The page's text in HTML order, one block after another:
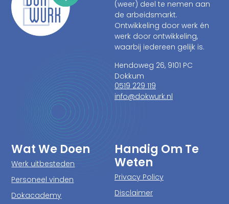
(weer) deel te nemen aan
de arbeidsmarkt.
Ontwikkeling door werk én
werk door ontwikkeling,
waarbij iedereen gelijk is.
Hendoweg 26, 9101 PC
Dokkum
0519 229 119
info@dokwurk.nl
Wat We Doen
Werk uitbesteden
Personeel vinden
Dokacademy
Handig Om Te
Weten
Privacy Policy
Disclaimer